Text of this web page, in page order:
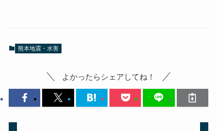
熊本地震・水害
よかったらシェアしてね！